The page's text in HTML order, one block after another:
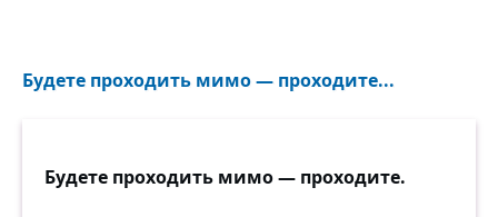
Будете проходить мимо — проходите...
Будете проходить мимо — проходите.